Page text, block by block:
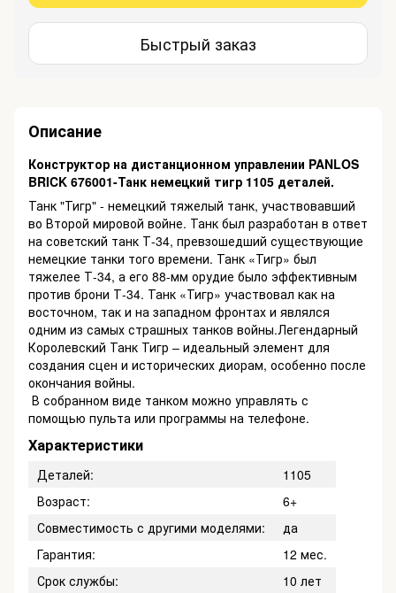
Быстрый заказ
Описание
Конструктор на дистанционном управлении PANLOS
BRICK 676001-Танк немецкий тигр 1105 деталей.
Танк "Тигр" - немецкий тяжелый танк, участвовавший
во Второй мировой войне. Танк был разработан в ответ
на советский танк Т-34, превзошедший существующие
немецкие танки того времени. Танк «Тигр» был
тяжелее Т-34, а его 88-мм орудие было эффективным
против брони Т-34. Танк «Тигр» участвовал как на
восточном, так и на западном фронтах и ​​являлся
одним из самых страшных танков войны.Легендарный
Королевский Танк Тигр – идеальный элемент для
создания сцен и исторических диорам, особенно после
окончания войны.
В собранном виде танком можно управлять с
помощью пульта или программы на телефоне.
Характеристики
Деталей:
1105
Возраст:
6+
Совместимость с другими моделями:
да
Гарантия:
12 мес.
Срок службы:
10 лет